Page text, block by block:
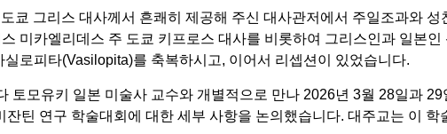
쿄 그리스 대사께서 흔쾌히 제공해 주신 대사관저에서 주일조과와 성
미카엘리데스 주 도쿄 키프로스 대사를 비롯하여 그리스인과 일본인
로피타(Vasilopita)를 축복하시고, 이어서 리셉션이 있었습니다.
토모유키 일본 미술사 교수와 개별적으로 만나 2026년 3월 28일과 29
틴 연구 학술대회에 대한 세부 사항을 논의했습니다. 대주교는 이 학